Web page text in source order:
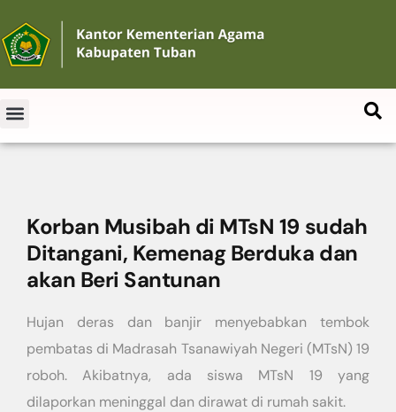
Korban Musibah di MTsN 19 sudah
Ditangani, Kemenag Berduka dan
akan Beri Santunan
Hujan deras dan banjir menyebabkan tembok
pembatas di Madrasah Tsanawiyah Negeri (MTsN) 19
roboh. Akibatnya, ada siswa MTsN 19 yang
dilaporkan meninggal dan dirawat di rumah sakit.